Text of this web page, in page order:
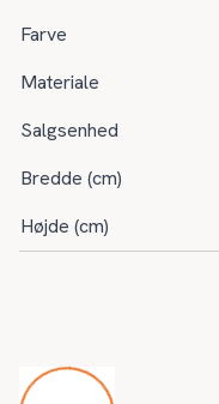
Farve
Materiale
Salgsenhed
Bredde (cm)
Højde (cm)